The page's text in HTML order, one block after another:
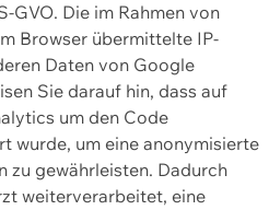
GVO. Die im Rahmen von
Browser übermittelte IP-
Daten von Google
Sie darauf hin, dass auf
um den Code
wurde, um eine anonymisierte
zu gewährleisten. Dadurch
weiterverarbeitet, eine